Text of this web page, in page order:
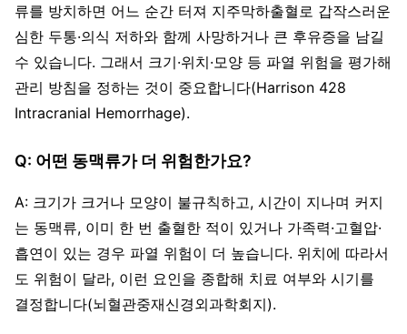
류를 방치하면 어느 순간 터져 지주막하출혈로 갑작스러운
심한 두통·의식 저하와 함께 사망하거나 큰 후유증을 남길
수 있습니다. 그래서 크기·위치·모양 등 파열 위험을 평가해
관리 방침을 정하는 것이 중요합니다(Harrison 428
Intracranial Hemorrhage).
Q: 어떤 동맥류가 더 위험한가요?
A: 크기가 크거나 모양이 불규칙하고, 시간이 지나며 커지
는 동맥류, 이미 한 번 출혈한 적이 있거나 가족력·고혈압·
흡연이 있는 경우 파열 위험이 더 높습니다. 위치에 따라서
도 위험이 달라, 이런 요인을 종합해 치료 여부와 시기를
결정합니다(뇌혈관중재신경외과학회지).